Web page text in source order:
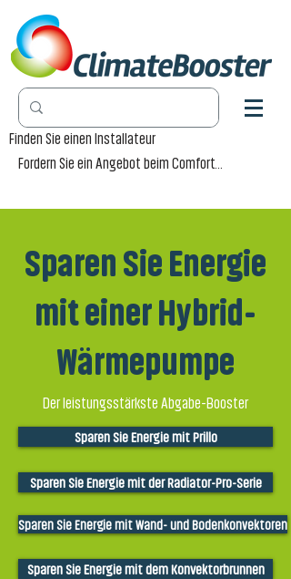
Finden Sie einen Installateur
Fordern Sie ein Angebot beim Comfort-Händler an
Sparen Sie Energie
mit einer Hybrid-
Wärmepumpe
Der leistungsstärkste Abgabe-Booster
Sparen Sie Energie mit Prillo
Sparen Sie Energie mit der Radiator-Pro-Serie
Sparen Sie Energie mit Wand- und Bodenkonvektoren
Sparen Sie Energie mit dem Konvektorbrunnen